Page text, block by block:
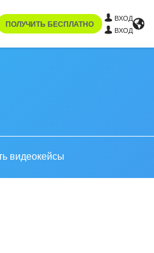
ПОЛУЧИТЬ БЕСПЛАТНО
ВХОД
ВХОД
видеокейсы